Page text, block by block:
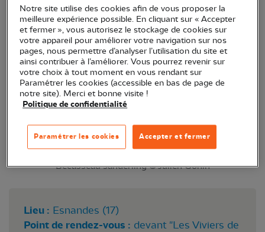
Sortie nature pour observer les oiseaux de la
réserve naturelle nationale de la baie de l'Aiguillon.
Bécasseau sanderling © Julien Gonin
Lieu : Esnandes (17)
Point de rendez-vous : devant "Les Viviers de
Notre site utilise des cookies afin de vous proposer la
meilleure expérience possible. En cliquant sur « Accepter
et fermer », vous autorisez le stockage de cookies sur
votre appareil pour améliorer votre navigation sur nos
pages, nous permettre d’analyser l’utilisation du site et
ainsi contribuer à l’améliorer. Vous pourrez revenir sur
votre choix à tout moment en vous rendant sur
Paramétrer les cookies (accessible en bas de page de
notre site). Merci et bonne visite !
Politique de confidentialité
Accepter et fermer
Paramétrer les cookies